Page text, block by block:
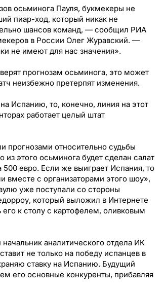
осьминога Пауля, букмекеры не
пиар-ход, который никак не
шансов команд, — сообщил РИА
в России Олег Журавский. —
не имеют для нас значения».
прогнозам осьминога, это может
неизбежно претерпят изменения.
Испанию, то, конечно, линия на этот
работает целый штат
относительно судьбы
этого осьминога будет сделан салат
евро. Если же выиграет Испания, то
с организаторами этого шоу»,
уже поступали со стороны
который выложил в Интернете
к столу с картофелем, оливковым
аналитического отдела ИК
не только на победу испанцев в
ставку на Испанию. Будущий
его основные конкуренты, прибавляя